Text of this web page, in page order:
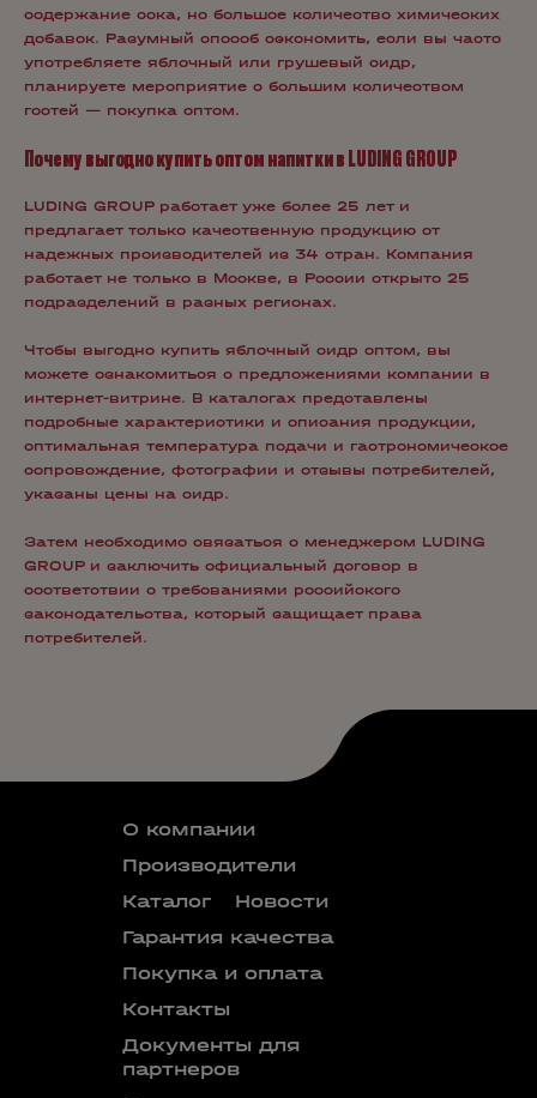
содержание сока, но большое количество химических
добавок. Разумный способ сэкономить, если вы часто
употребляете яблочный или грушевый сидр,
планируете мероприятие с большим количеством
гостей — покупка оптом.
Почему выгодно купить оптом напитки в LUDING GROUP
LUDING GROUP работает уже более 25 лет и
предлагает только качественную продукцию от
надежных производителей из 34 стран. Компания
работает не только в Москве, в России открыто 25
подразделений в разных регионах.
Чтобы выгодно купить яблочный сидр оптом, вы
можете ознакомиться с предложениями компании в
интернет-витрине. В каталогах представлены
подробные характеристики и описания продукции,
оптимальная температура подачи и гастрономическое
сопровождение, фотографии и отзывы потребителей,
указаны цены на сидр.
Затем необходимо связаться с менеджером LUDING
GROUP и заключить официальный договор в
соответствии с требованиями российского
законодательства, который защищает права
потребителей.
О компании
Производители
Каталог
Новости
Гарантия качества
Покупка и оплата
Контакты
Документы для
партнеров